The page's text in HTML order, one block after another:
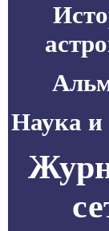
Наука и